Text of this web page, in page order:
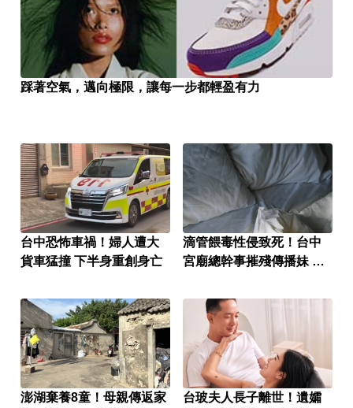
踩著空氣，邁向極限，讓每一步都輕盈有力
台中恐怖車禍！婦人遭大
貨車猛撞 下半身重創身亡
滴管餵毒性侵致死！台中
宮廟總幹事摧殘傳播妹 下
澎湖棄養8童！母親傳返家
台玻夫人長子離世！遺孀